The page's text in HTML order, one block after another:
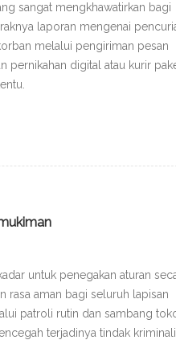
sangat mengkhawatirkan bagi
laporan mengenai
melalui pengiriman pesan
pernikahan digital atau kurir
untuk penegakan aturan
rasa aman bagi seluruh lapisan
patroli rutin dan sambang
terjadinya tindak